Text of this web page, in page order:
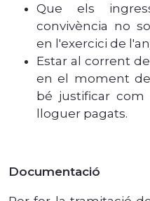
Que els
convivència no
en l'exercici de
Estar al corrent
en el moment de
bé justificar
lloguer pagats.
Documentació